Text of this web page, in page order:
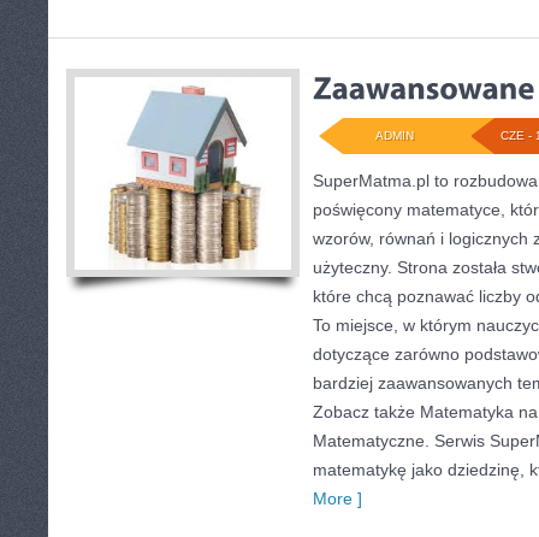
CZE -
ADMIN
SuperMatma.pl to
poświęcony matematyce,
wzorów, równań i logicznych
użyteczny. Strona została
które chcą poznawać liczby
To miejsce, w którym
dotyczące zarówno
bardziej zaawansowanych
Zobacz także Matematyka
Matematyczne. Serwis
matematykę jako dziedzinę,
More ]